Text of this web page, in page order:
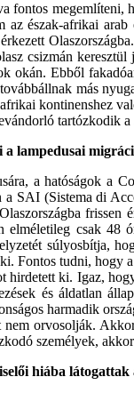
fontos megemlíteni,
az észak-afrikai
csizmán
okán. Ebből
más
kontinenshez
tartózkodik
lampedusai
a hatóságok a
a SAI (Sistema di
frissen
elméletileg csak 48
súlyosbítja,
Fontos tudni, hogy
ki. Igaz,
és áldatlan
harmadik
orvosolják.
személyek,
hiába látogattak